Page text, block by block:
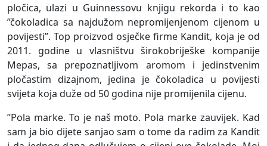
pločica, ulazi u Guinnessovu knjigu rekorda i to kao
”čokoladica sa najdužom nepromijenjenom cijenom u
povijesti”. Top proizvod osječke firme Kandit, koja je od
2011. godine u vlasništvu širokobriješke kompanije
Mepas, sa prepoznatljivom aromom i jedinstvenim
pločastim dizajnom, jedina je čokoladica u povijesti
svijeta koja duže od 50 godina nije promijenila cijenu.
”Pola marke. To je naš moto. Pola marke zauvijek. Kad
sam ja bio dijete sanjao sam o tome da radim za Kandit